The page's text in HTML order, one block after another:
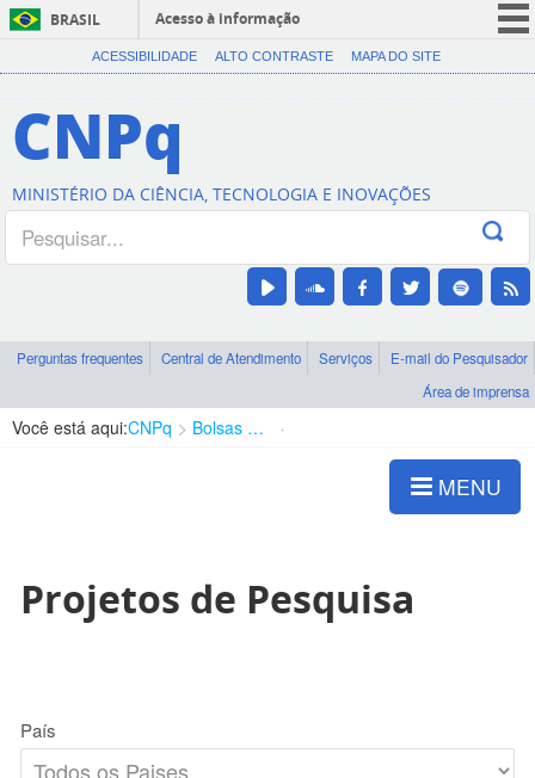
BRASIL
Acesso à informação
CORONAVÍRUS (COVID-19)
Canais
ACESSIBILIDADE ALTO CONTRASTE MAPA DO SITE
CNPq
MINISTÉRIO DA CIÊNCIA, TECNOLOGIA E INOVAÇÕES
Perguntas frequentes Central de Atendimento Serviços
E-mail do Pesquisador
Área de imprensa
Você está aqui:CNPq Bolsas e Auxílios Vigentes
MENU
Projetos de Pesquisa
País